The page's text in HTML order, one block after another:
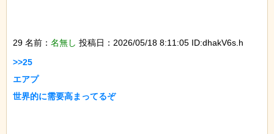
29 名前： 名無し 投稿日：2026/05/18 8:11:05 ID:dhakV6s.h
>>25
エアプ
世界的に需要高まってるぞ